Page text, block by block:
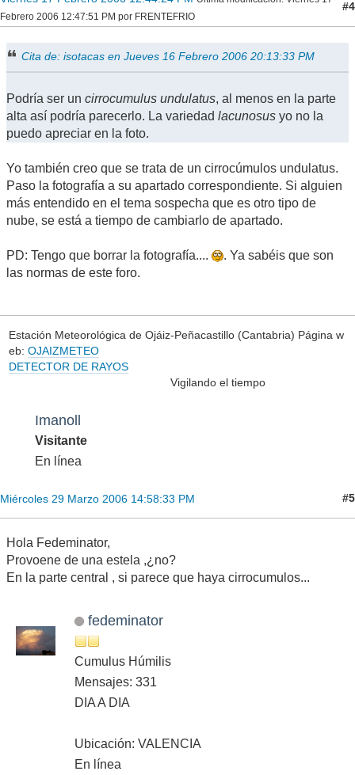
Febrero 2006 12:47:51 PM por FRENTEFRIO
#4
Cita de: isotacas en Jueves 16 Febrero 2006 20:13:33 PM
Podría ser un cirrocumulus undulatus, al menos en la parte
alta así podría parecerlo. La variedad lacunosus yo no la
puedo apreciar en la foto.
Yo también creo que se trata de un cirrocúmulos undulatus.
Paso la fotografía a su apartado correspondiente. Si alguien
más entendido en el tema sospecha que es otro tipo de
nube, se está a tiempo de cambiarlo de apartado.
PD: Tengo que borrar la fotografía....
. Ya sabéis que son
las normas de este foro.
Estación Meteorológica de Ojáiz-Peñacastillo (Cantabria) Página w
eb: OJAIZMETEO
DETECTOR DE RAYOS
Vigilando el tiempo
Imanoll
Visitante
En línea
Miércoles 29 Marzo 2006 14:58:33 PM #5
Hola Fedeminator,
Provoene de una estela ,¿no?
En la parte central , si parece que haya cirrocumulos...
fedeminator
Cumulus Húmilis
Mensajes: 331
DIA A DIA
Ubicación: VALENCIA
En línea